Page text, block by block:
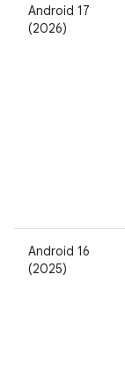
Android 17
(2026)
Android 16
(2025)